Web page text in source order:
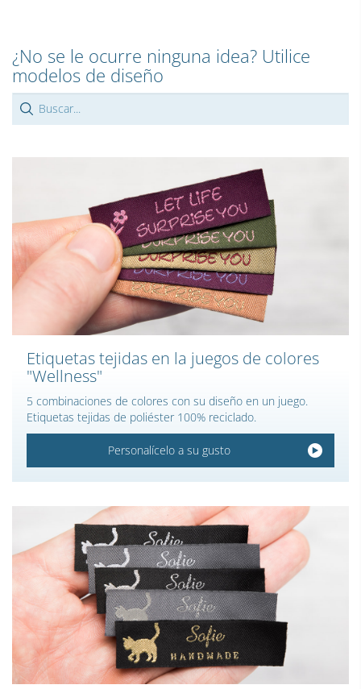
¿No se le ocurre ninguna idea? Utilice
modelos de diseño
Etiquetas tejidas en la juegos de colores
"Wellness"
5 combinaciones de colores con su diseño en un juego.
Etiquetas tejidas de poliéster 100% reciclado.
Personalícelo a su gusto